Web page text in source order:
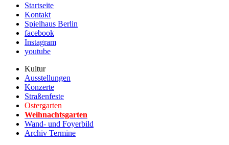
Startseite
Kontakt
Spielhaus Berlin
facebook
Instagram
youtube
Kultur
Ausstellungen
Konzerte
Straßenfeste
Ostergarten
Weihnachtsgarten
Wand- und Foyerbild
Archiv Termine